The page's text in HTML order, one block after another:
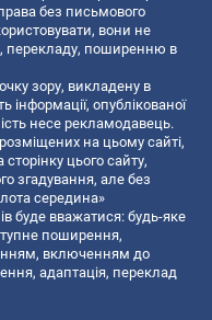
без письмового
вони не
перекладу, поширенню в
зору, викладену в
інформації, опублікованої
несе рекламодавець.
на цьому сайті,
цього сайту,
згадування, але без
середина»
буде вважатися: будь-яке
поширення,
включенням до
адаптація, переклад